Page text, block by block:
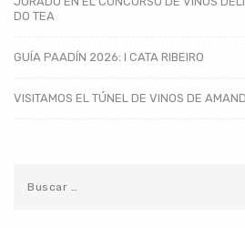
DO TEA
GUÍA PAADÍN 2026: I CATA RIBEIRO
VISITAMOS EL TÚNEL DE VINOS DE